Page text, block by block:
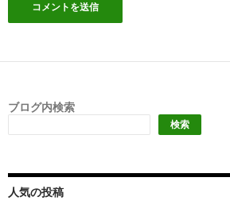
ブログ内検索
検索
人気の投稿